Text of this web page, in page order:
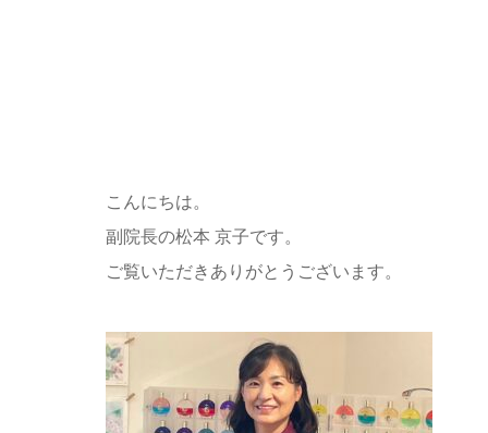
こんにちは。
副院長の松本 京子です。
ご覧いただきありがとうございます。